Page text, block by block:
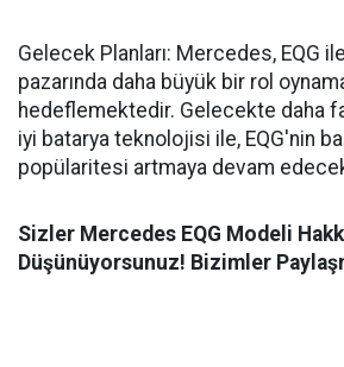
Gelecek Planları: Mercedes, EQG
pazarında daha büyük bir rol
hedeflemektedir. Gelecekte daha
iyi batarya teknolojisi ile, EQG'nin
popülaritesi artmaya devam
Sizler Mercedes EQG Modeli
Düşünüyorsunuz! Bizimler